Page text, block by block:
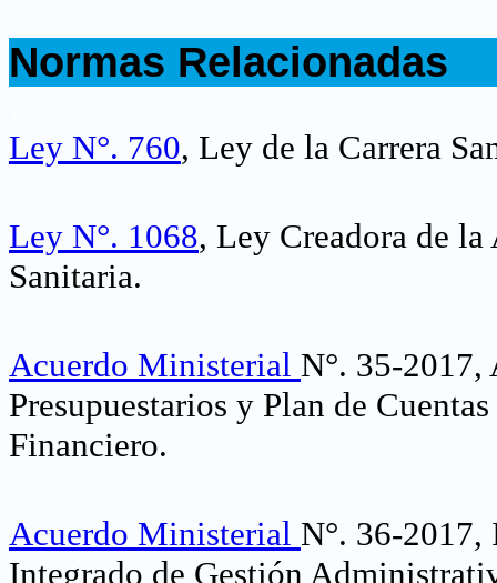
Normas Relacionadas
Ley N°. 760, Ley de la Carrera
Ley N°. 1068, Ley Creadora de
Sanitaria.
Acuerdo Ministerial N°. 35-2017,
Presupuestarios y Plan de
Financiero.
Acuerdo Ministerial N°. 36-2017,
Integrado de Gestión